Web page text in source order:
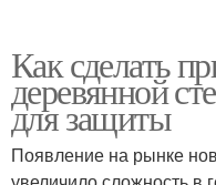
Как сделать
деревянной
для защиты
Появление на рынке